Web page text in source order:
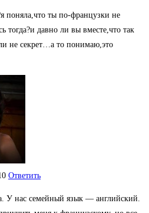
поняла,что ты по-французки не
тогда?и давно ли вы вместе,что так
не секрет…а то понимаю,это
Ответить
У нас семейный язык — английский.